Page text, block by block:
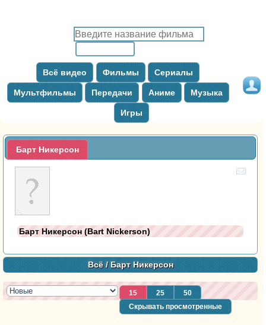
Всё видео Фильмы Сериалы
Мультфильмы Передачи Аниме Музыка
Игры
Барт Никерсон
Барт Никерсон (Bart Nickerson)
Всё/ Барт Никерсон
15 25
50
Скрывать просмотренные